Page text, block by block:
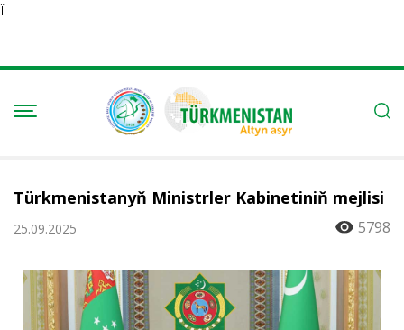
Ï
Türkmenistanyň Ministrler Kabinetiniň mejlisi
25.09.2025 5798